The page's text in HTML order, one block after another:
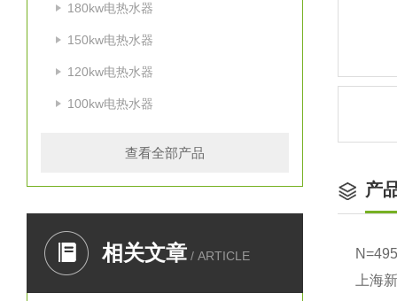
180kw电热水器
150kw电热水器
120kw电热水器
100kw电热水器
查看全部产品
相关文章 / ARTICLE
产
N=495
上海